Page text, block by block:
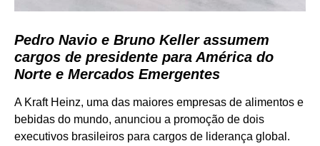
Pedro Navio e Bruno Keller assumem
cargos de presidente para América do
Norte e Mercados Emergentes
A Kraft Heinz, uma das maiores empresas de alimentos e
bebidas do mundo, anunciou a promoção de dois
executivos brasileiros para cargos de liderança global.